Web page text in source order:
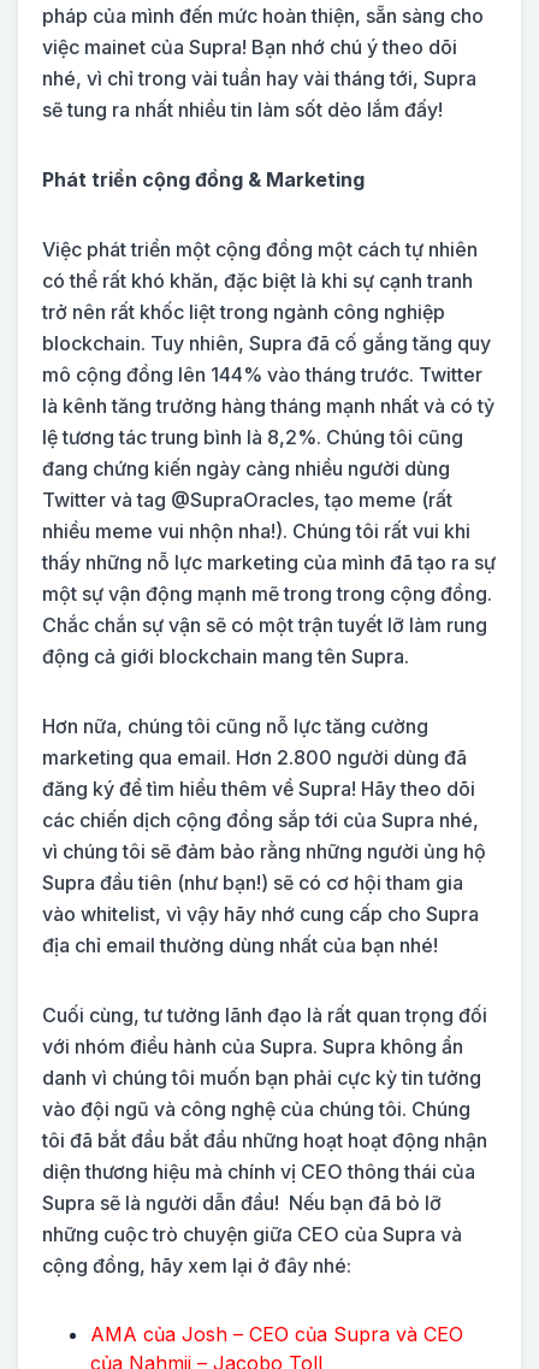
pháp của mình đến mức hoàn thiện, sẵn sàng cho
việc mainet của Supra! Bạn nhớ chú ý theo dõi
nhé, vì chỉ trong vài tuần hay vài tháng tới, Supra
sẽ tung ra nhất nhiều tin làm sốt dẻo lắm đấy!
Phát triển cộng đồng & Marketing
Việc phát triển một cộng đồng một cách tự nhiên
có thể rất khó khăn, đặc biệt là khi sự cạnh tranh
trở nên rất khốc liệt trong ngành công nghiệp
blockchain. Tuy nhiên, Supra đã cố gắng tăng quy
mô cộng đồng lên 144% vào tháng trước. Twitter
là kênh tăng trưởng hàng tháng mạnh nhất và có tỷ
lệ tương tác trung bình là 8,2%. Chúng tôi cũng
đang chứng kiến ​​ngày càng nhiều người dùng
Twitter và tag @SupraOracles, tạo meme (rất
nhiều meme vui nhộn nha!). Chúng tôi rất vui khi
thấy những nỗ lực marketing của mình đã tạo ra sự
một sự vận động mạnh mẽ trong trong cộng đồng.
Chắc chắn sự vận sẽ có một trận tuyết lỡ làm rung
động cả giới blockchain mang tên Supra.
Hơn nữa, chúng tôi cũng nỗ lực tăng cường
marketing qua email. Hơn 2.800 người dùng đã
đăng ký để tìm hiểu thêm về Supra! Hãy theo dõi
các chiến dịch cộng đồng sắp tới của Supra nhé,
vì chúng tôi sẽ đảm bảo rằng những người ủng hộ
Supra đầu tiên (như bạn!) sẽ có cơ hội tham gia
vào whitelist, vì vậy hãy nhớ cung cấp cho Supra
địa chỉ email thường dùng nhất của bạn nhé!
Cuối cùng, tư tưởng lãnh đạo là rất quan trọng đối
với nhóm điều hành của Supra. Supra không ẩn
danh vì chúng tôi muốn bạn phải cực kỳ tin tưởng
vào đội ngũ và công nghệ của chúng tôi. Chúng
tôi đã bắt đầu bắt đầu những hoạt hoạt động nhận
diện thương hiệu mà chính vị CEO thông thái của
Supra sẽ là người dẫn đầu! Nếu bạn đã bỏ lỡ
những cuộc trò chuyện giữa CEO của Supra và
cộng đồng, hãy xem lại ở đây nhé:
AMA của Josh – CEO của Supra và CEO
của Nahmii – Jacobo Toll